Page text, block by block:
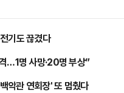
기도 끊겼다
…1명 사망·20명 부상”
관 연회장' 또 멈췄다